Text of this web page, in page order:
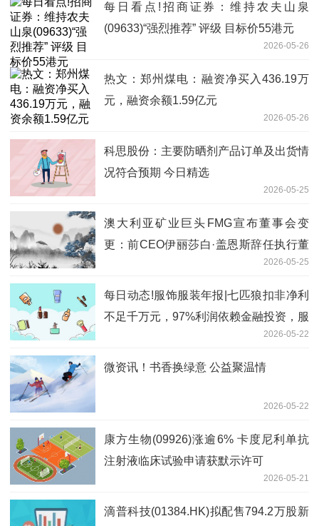
每日看点!招商证券：维持农夫山泉
(09633)“强烈推荐” 评级 目标价55港元
2026-05-26
热文：郑州煤电：融资净买入436.19万
元，融资余额1.59亿元
2026-05-26
科思股份：主要防晒剂产品订单及出货情
况符合预期 今日精选
2026-05-25
澳大利亚矿业巨头FMG宣布董事会变
更：前CEO伊丽莎白·盖恩斯辞任执行董
2026-05-25
每日动态!服饰服装年报|七匹狼扣非净利
不足千万元，97%利润依赖金融投资，服
2026-05-22
微资讯！书香换绿意 公益聚温情
2026-05-22
康方生物(09926)涨逾6% 卡度尼利单抗
注射液临床试验申请获默示许可
2026-05-21
滴普科技(01384.HK)拟配售794.2万股新